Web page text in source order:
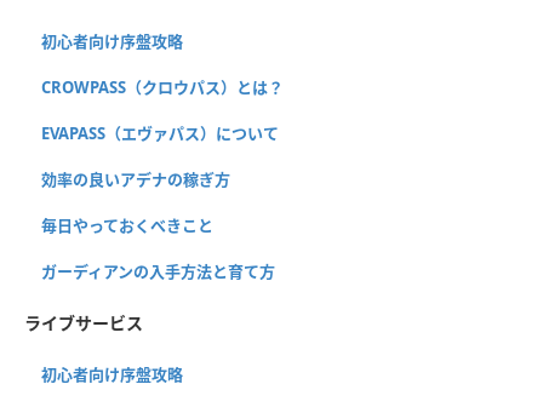
初心者向け序盤攻略
CROWPASS（クロウパス）とは？
EVAPASS（エヴァパス）について
効率の良いアデナの稼ぎ方
毎日やっておくべきこと
ガーディアンの入手方法と育て方
ライブサービス
初心者向け序盤攻略